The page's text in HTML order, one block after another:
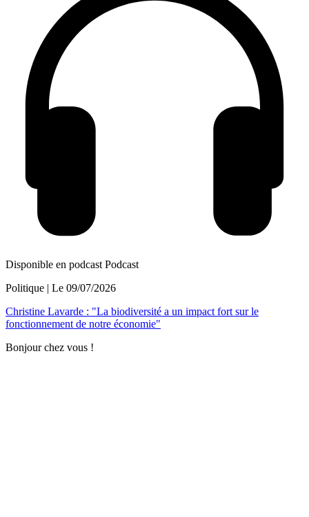
Disponible en podcast Podcast
Politique | Le 09/07/2026
Christine Lavarde : "La biodiversité a un impact fort sur le
fonctionnement de notre économie"
Bonjour chez vous !